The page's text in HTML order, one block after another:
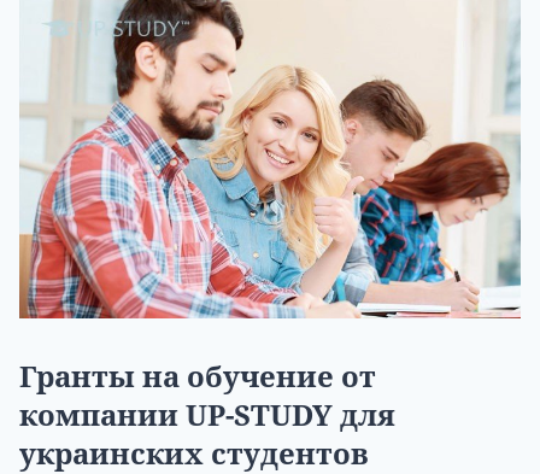
Гранты на обучение от
компании UP-STUDY для
украинских студентов